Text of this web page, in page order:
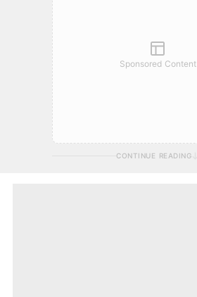
Sponsored Content
CONTINUE READING